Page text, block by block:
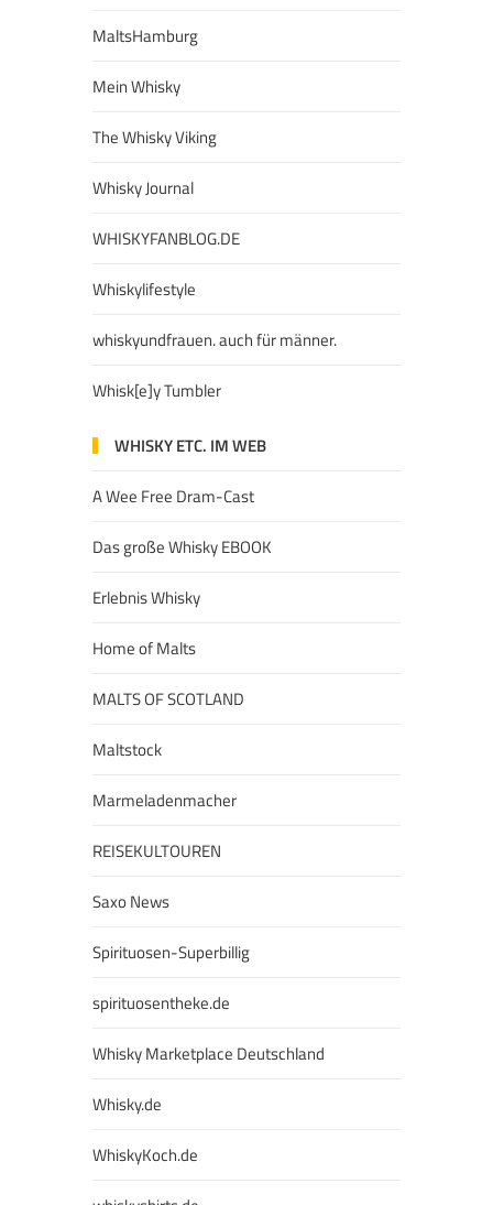
MaltsHamburg
Mein Whisky
The Whisky Viking
Whisky Journal
WHISKYFANBLOG.DE
Whiskylifestyle
whiskyundfrauen. auch für männer.
Whisk[e]y Tumbler
WHISKY ETC. IM WEB
A Wee Free Dram-Cast
Das große Whisky EBOOK
Erlebnis Whisky
Home of Malts
MALTS OF SCOTLAND
Maltstock
Marmeladenmacher
REISEKULTOUREN
Saxo News
Spirituosen-Superbillig
spirituosentheke.de
Whisky Marketplace Deutschland
Whisky.de
WhiskyKoch.de